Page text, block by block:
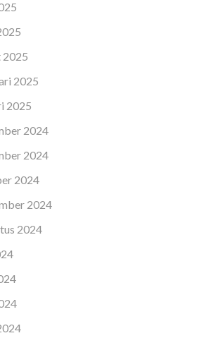
2025
2025
2025
2024
2024
2024
2024
2024